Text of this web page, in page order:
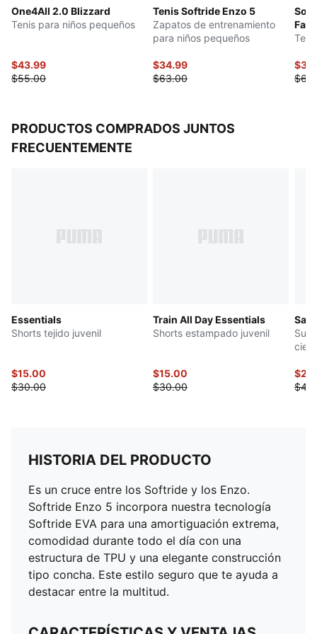
One4All 2.0 Blizzard
Tenis para niños pequeños
$43.99
$55.00
Tenis Softride Enzo 5
Zapatos de entrenamiento
para niños pequeños
$34.99
$63.00
Fade
PRODUCTOS COMPRADOS JUNTOS
FRECUENTEMENTE
Essentials
Shorts tejido juvenil
$15.00
$30.00
Train All Day Essentials
Shorts estampado juvenil
$15.00
$30.00
HISTORIA DEL PRODUCTO
Es un cruce entre los Softride y los Enzo.
Softride Enzo 5 incorpora nuestra tecnología
Softride EVA para una amortiguación extrema,
comodidad durante todo el día con una
estructura de TPU y una elegante construcción
tipo concha. Este estilo seguro que te ayuda a
destacar entre la multitud.